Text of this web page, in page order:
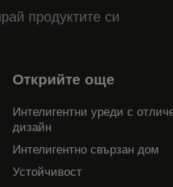
продуктите си
Открийте още
Интелигентни уреди с
дизайн
Интелигентно свързан дом
Устойчивост